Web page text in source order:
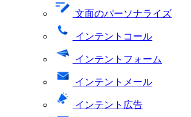
文面のパーソナライズ
インテントコール
インテントフォーム
インテントメール
インテント広告